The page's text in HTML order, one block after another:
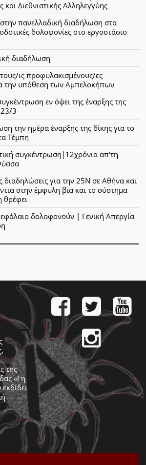
και Διεθνιστικής Αλληλεγγύης
πανελλαδική διαδήλωση στα
δολοφονίες στο εργοστάσιο
διαδήλωση
ις προφυλακισμένους/ες
την υπόθεση των Αμπελοκήπων
εν όψει της έναρξης της
3
την ημέρα έναρξης της δίκης για το
Τέμπη
συγκέντρωση|12χρόνια απ'τη
για την 25Ν σε Αθήνα και
στην έμφυλη βια και το σύστημα
θρέφει
δολοφονούν | Γενική Απεργία
της
«Γη